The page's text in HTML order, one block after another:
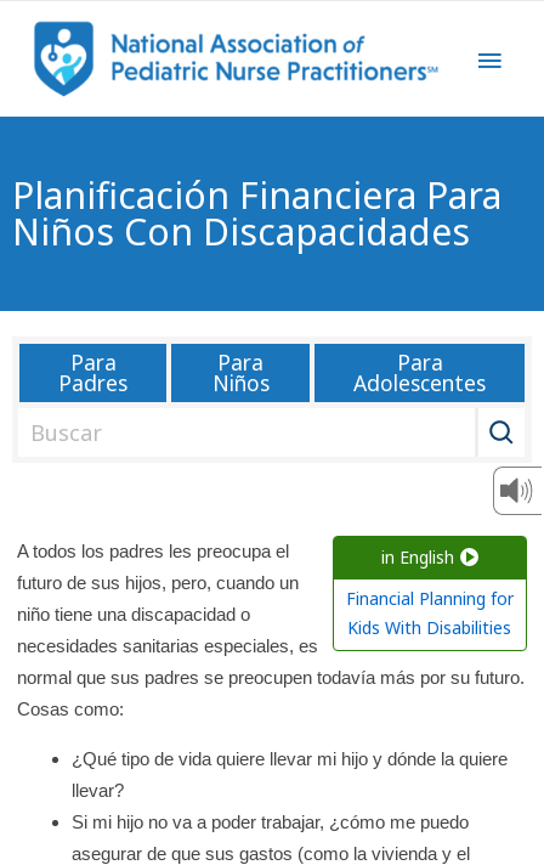
Planificación Financiera Para
Niños Con Discapacidades
Para
Padres
Para
Niños
Para
Adolescentes
a
r
e
n
l
a
in English
Financial Planning for
Kids With Disabilities
A todos los padres les preocupa el
futuro de sus hijos, pero, cuando un
niño tiene una discapacidad o
necesidades sanitarias especiales, es
normal que sus padres se preocupen todavía más por su futuro.
Cosas como:
¿Qué tipo de vida quiere llevar mi hijo y dónde la quiere
llevar?
Si mi hijo no va a poder trabajar, ¿cómo me puedo
asegurar de que sus gastos (como la vivienda y el